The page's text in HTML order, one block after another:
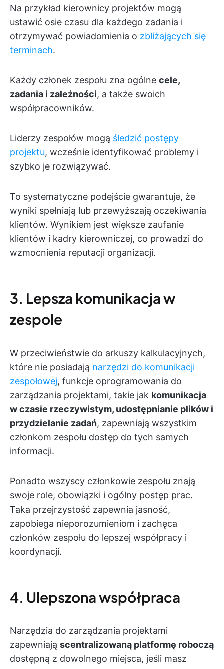
Na przykład kierownicy projektów mogą
ustawić osie czasu dla każdego zadania i
otrzymywać powiadomienia o zbliżających się
terminach.
Każdy członek zespołu zna ogólne cele,
zadania i zależności, a także swoich
współpracowników.
Liderzy zespołów mogą śledzić postępy
projektu, wcześnie identyfikować problemy i
szybko je rozwiązywać.
To systematyczne podejście gwarantuje, że
wyniki spełniają lub przewyższają oczekiwania
klientów. Wynikiem jest większe zaufanie
klientów i kadry kierowniczej, co prowadzi do
wzmocnienia reputacji organizacji.
3. Lepsza komunikacja w
zespole
W przeciwieństwie do arkuszy kalkulacyjnych,
które nie posiadają narzędzi do komunikacji
zespołowej, funkcje oprogramowania do
zarządzania projektami, takie jak komunikacja
w czasie rzeczywistym, udostępnianie plików i
przydzielanie zadań, zapewniają wszystkim
członkom zespołu dostęp do tych samych
informacji.
Ponadto wszyscy członkowie zespołu znają
swoje role, obowiązki i ogólny postęp prac.
Taka przejrzystość zapewnia jasność,
zapobiega nieporozumieniom i zachęca
członków zespołu do lepszej współpracy i
koordynacji.
4. Ulepszona współpraca
Narzędzia do zarządzania projektami
zapewniają scentralizowaną platformę roboczą
dostępną z dowolnego miejsca, jeśli masz